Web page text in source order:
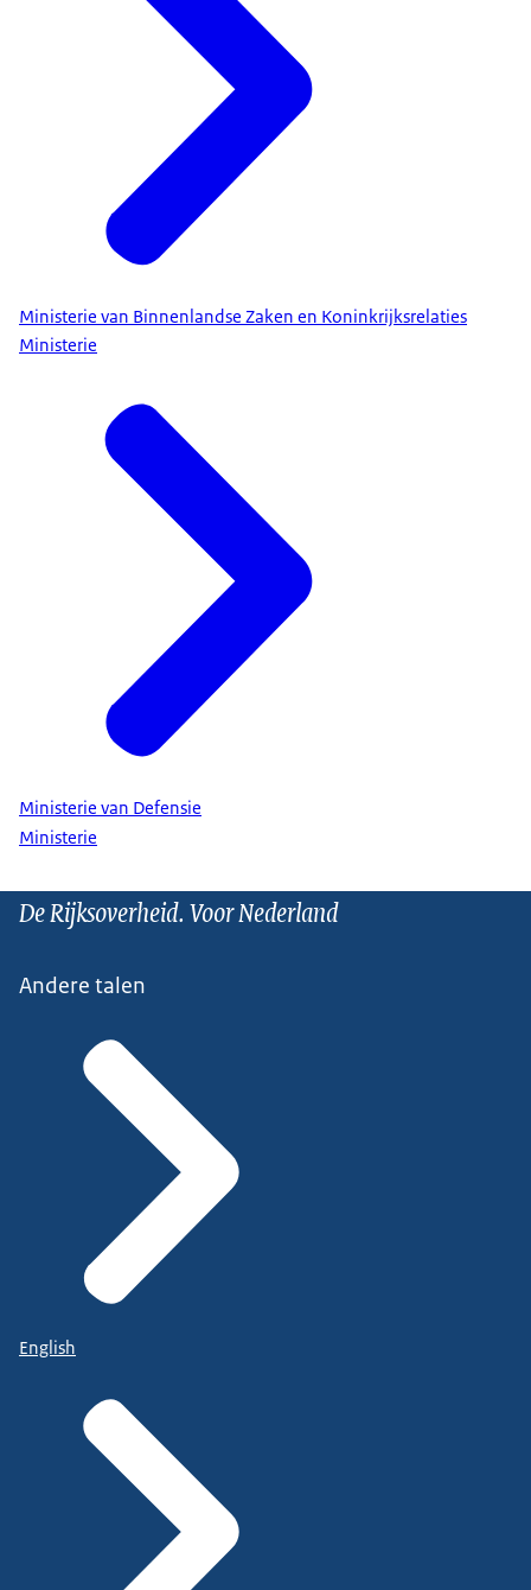
Ministerie van Binnenlandse Zaken en Koninkrijksrelaties
Ministerie
Ministerie van Defensie
Ministerie
De Rijksoverheid. Voor Nederland
Andere talen
English